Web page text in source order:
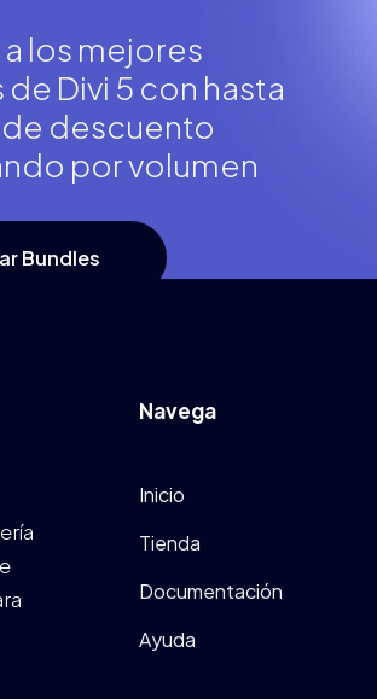
los mejores
Divi 5 con hasta
de descuento
por volumen
Bundles
Navega
Inicio
Tienda
Documentación
Ayuda